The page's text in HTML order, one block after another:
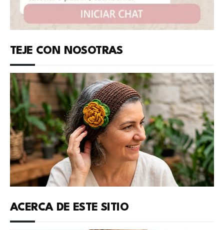
TEJE CON NOSOTRAS
ACERCA DE ESTE SITIO